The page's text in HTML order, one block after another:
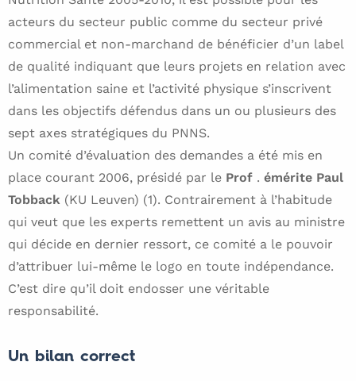
acteurs du secteur public comme du secteur privé
commercial et non-marchand de bénéficier d’un label
de qualité indiquant que leurs projets en relation avec
l’alimentation saine et l’activité physique s’inscrivent
dans les objectifs défendus dans un ou plusieurs des
sept axes stratégiques du PNNS.
Un comité d’évaluation des demandes a été mis en
place courant 2006, présidé par le Prof . émérite Paul
Tobback (KU Leuven) (1). Contrairement à l’habitude
qui veut que les experts remettent un avis au ministre
qui décide en dernier ressort, ce comité a le pouvoir
d’attribuer lui-même le logo en toute indépendance.
C’est dire qu’il doit endosser une véritable
responsabilité.
Un bilan correct